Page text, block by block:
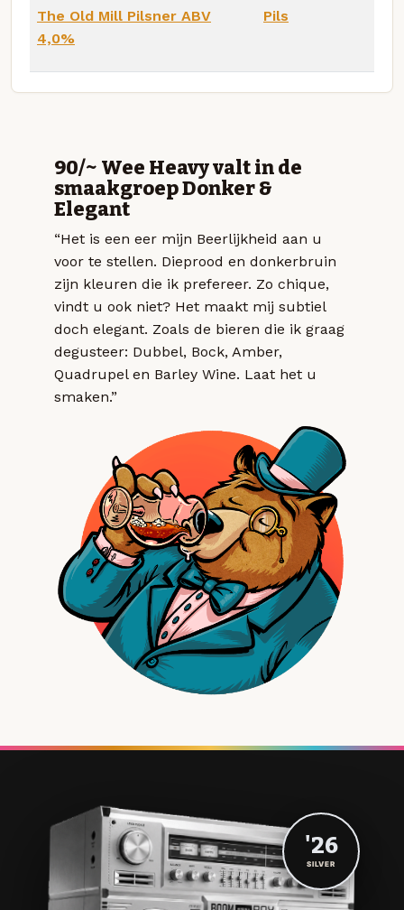
The Old Mill Pilsner ABV
4,0%
Pils
90/~ Wee Heavy valt in de
smaakgroep Donker &
Elegant
“Het is een eer mijn Beerlijkheid aan u
voor te stellen. Dieprood en donkerbruin
zijn kleuren die ik prefereer. Zo chique,
vindt u ook niet? Het maakt mij subtiel
doch elegant. Zoals de bieren die ik graag
degusteer: Dubbel, Bock, Amber,
Quadrupel en Barley Wine. Laat het u
smaken.”
'26
SILVER